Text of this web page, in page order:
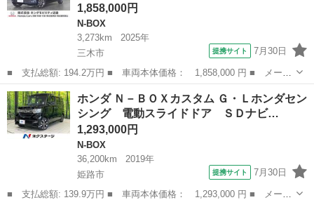
1,858,000円
N-BOX
3,273km
2025年
三木市
提携サイト 7月30日
■ 支払総額: 194.2万円 ■ 車両本体価格： 1,858,000 円 ■ メーカ
ー名： ホンダ ■ 車種名： Ｎ－ＢＯＸカスタム ■ グレード
名： ベースグレード ２年保証 デモカー 純正ナビ ドラレコ
ＥＴＣ バッ...
兵庫 三木市 N-BOX
ホンダ Ｎ－ＢＯＸカスタム Ｇ・Ｌホンダセン
シング 電動スライドドア ＳＤナビ…
1,293,000円
N-BOX
36,200km
2019年
姫路市
提携サイト 7月30日
■ 支払総額: 139.9万円 ■ 車両本体価格： 1,293,000 円 ■ メーカ